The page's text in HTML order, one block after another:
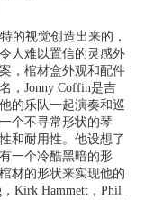
的视觉创造出来的，
人难以置信的灵感外
，棺材盒外观和配件
，Jonny Coffin是吉
的乐队一起演奏和巡
个不寻常形状的琴
和耐用性。他设想了
一个冷酷黑暗的形
材的形状来实现他的
Kirk Hammett，Phil